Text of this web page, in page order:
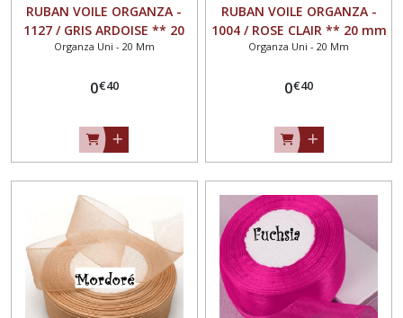
RUBAN VOILE ORGANZA -
1127 / GRIS ARDOISE ** 20
mm ** Vendu au mètre -
Organza Uni - 20 Mm
0€40
RUBAN VOILE ORGANZA -
1004 / ROSE CLAIR ** 20 mm
** Vendu au mètre -
Organza Uni - 20 Mm
0€40
Organza
Uni
Organza
uni
(55)
Organza
uni